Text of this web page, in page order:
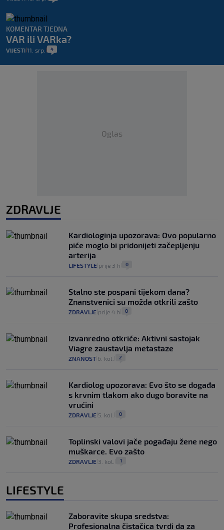
KOMENTAR TJEDNA
VAR ili VARka?
VIJESTI 11. srp. 4
Oglas
ZDRAVLJE
Kardiologinja upozorava: Ovo popularno
piće moglo bi pridonijeti začepljenju
arterija
LIFESTYLE prije 3 h 0
Stalno ste pospani tijekom dana?
Znanstvenici su možda otkrili zašto
ZDRAVLJE prije 4 h 0
Izvanredno otkriće: Aktivni sastojak
Viagre zaustavlja metastaze
ZNANOST 6. kol. 2
Kardiolog upozorava: Evo što se događa
s krvnim tlakom ako dugo boravite na
vrućini
ZDRAVLJE 5. kol. 0
Toplinski valovi jače pogađaju žene nego
muškarce. Evo zašto
ZDRAVLJE 3. kol. 1
LIFESTYLE
Zaboravite skupa sredstva:
Profesionalna čistačica tvrdi da za